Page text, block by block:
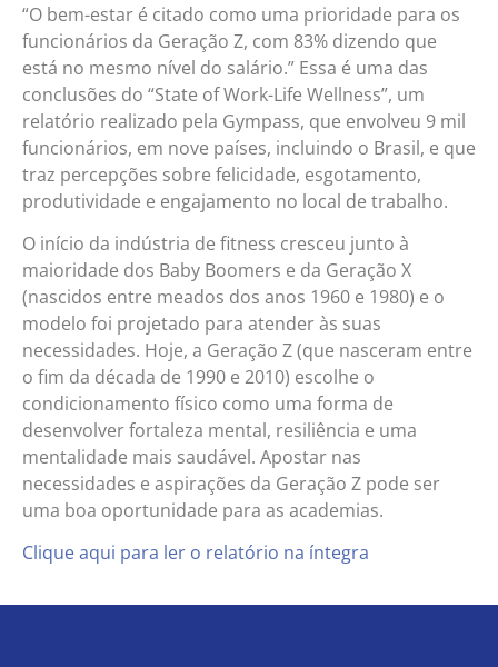
“O bem-estar é citado como uma prioridade para os
funcionários da Geração Z, com 83% dizendo que
está no mesmo nível do salário.” Essa é uma das
conclusões do “State of Work-Life Wellness”, um
relatório realizado pela Gympass, que envolveu 9 mil
funcionários, em nove países, incluindo o Brasil, e que
traz percepções sobre felicidade, esgotamento,
produtividade e engajamento no local de trabalho.
O início da indústria de fitness cresceu junto à
maioridade dos Baby Boomers e da Geração X
(nascidos entre meados dos anos 1960 e 1980) e o
modelo foi projetado para atender às suas
necessidades. Hoje, a Geração Z (que nasceram entre
o fim da década de 1990 e 2010) escolhe o
condicionamento físico como uma forma de
desenvolver fortaleza mental, resiliência e uma
mentalidade mais saudável. Apostar nas
necessidades e aspirações da Geração Z pode ser
uma boa oportunidade para as academias.
Clique aqui para ler o relatório na íntegra